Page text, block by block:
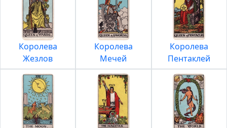
Королева
Жезлов
Королева
Мечей
Королева
Пентаклей